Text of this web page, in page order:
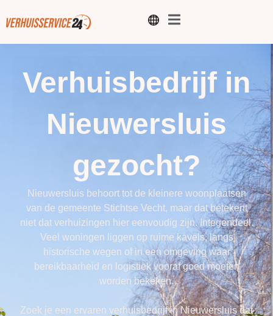
Verhuisbedrijf in
Nieuwersluis
gezocht?
Nieuwersluis behoort tot de kleinere woonplaatsen
van de gemeente Stichtse Vecht, maar dat betekent
niet dat verhuizingen hier eenvoudig zijn. Integendeel.
Veel woningen liggen op ruime kavels, langs
historische wegen of in een omgeving waar
bereikbaarheid en logistiek vooraf goed moeten
worden bekeken.
Zoek je een ervaren verhuisbedrijf in Nieuwersluis dat